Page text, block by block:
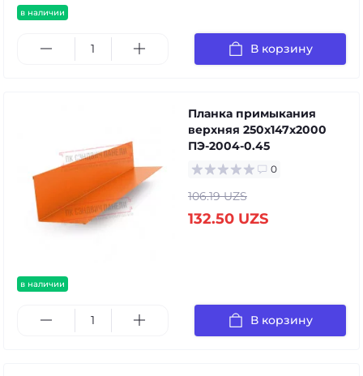
в наличии
В корзину
в наличии
Планка примыкания
верхняя 250х147х2000
ПЭ-2004-0.45
0
106.19 UZS
132.50 UZS
В корзину